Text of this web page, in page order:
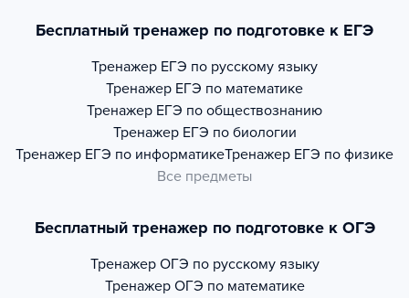
Бесплатный тренажер по подготовке к ЕГЭ
Тренажер ЕГЭ по русскому языку
Тренажер ЕГЭ по математике
Тренажер ЕГЭ по обществознанию
Тренажер ЕГЭ по биологии
Тренажер ЕГЭ по информатикеТренажер ЕГЭ по физике
Все предметы
Бесплатный тренажер по подготовке к ОГЭ
Тренажер ОГЭ по русскому языку
Тренажер ОГЭ по математике